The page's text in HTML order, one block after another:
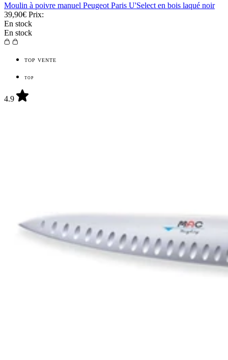
Moulin à poivre manuel Peugeot Paris U'Select en bois laqué noir
39,90€ Prix:
En stock
En stock
TOP VENTE
TOP
4.9